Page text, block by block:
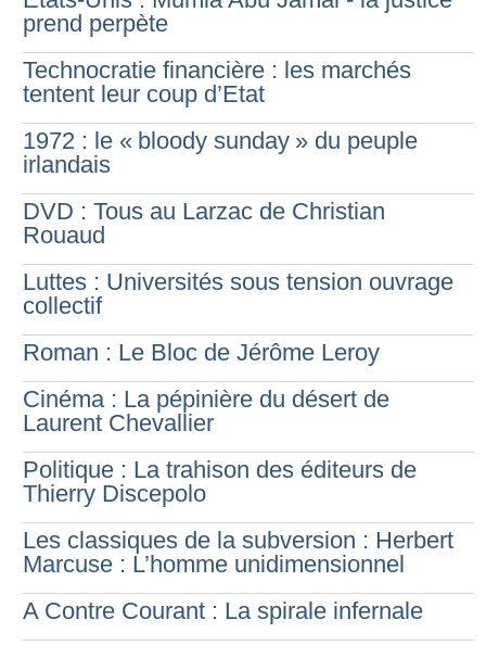
prend perpète
Technocratie financière : les marchés
tentent leur coup d’Etat
1972 : le « bloody sunday » du peuple
irlandais
DVD : Tous au Larzac de Christian
Rouaud
Luttes : Universités sous tension ouvrage
collectif
Roman : Le Bloc de Jérôme Leroy
Cinéma : La pépinière du désert de
Laurent Chevallier
Politique : La trahison des éditeurs de
Thierry Discepolo
Les classiques de la subversion : Herbert
Marcuse : L’homme unidimensionnel
A Contre Courant : La spirale infernale